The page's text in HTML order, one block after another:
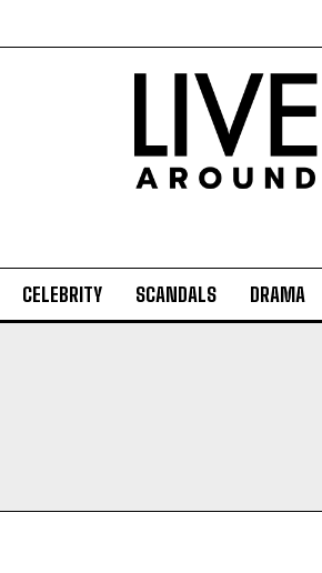
CELEBRITY SCANDALS DRAMA